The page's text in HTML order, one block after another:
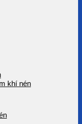
khí nén